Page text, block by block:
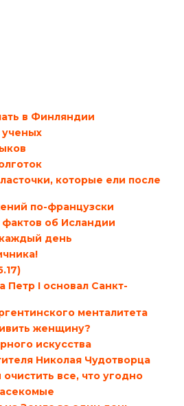
в Финляндии
ученых
которые ели после
по-французски
об Исландии
день
Петр I основал Санкт-
менталитета
женщину?
искусства
Николая Чудотворца
очистить все, что угодно